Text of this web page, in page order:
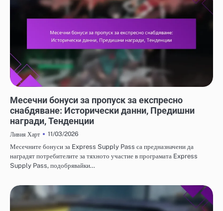
Месечни бонуси за пропуск за експресно
снабдяване: Исторически данни, Предишни
награди, Тенденции
Ливия Харт
11/03/2026
Месечните бонуси за Express Supply Pass са предназначени да
наградят потребителите за тяхното участие в програмата Express
Supply Pass, подобрявайки…